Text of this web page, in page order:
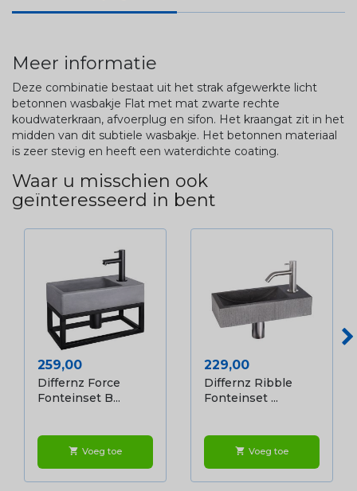
Meer informatie
Deze combinatie bestaat uit het strak afgewerkte licht
betonnen wasbakje Flat met mat zwarte rechte
koudwaterkraan, afvoerplug en sifon. Het kraangat zit in het
midden van dit subtiele wasbakje. Het betonnen materiaal
is zeer stevig en heeft een waterdichte coating.
Waar u misschien ook
geïnteresseerd in bent
Prijs
259,00
Differnz Force
Fonteinset B...
shopping_cart Voeg toe
Prijs
229,00
Differnz Ribble
Fonteinset ...
shopping_cart Voeg toe